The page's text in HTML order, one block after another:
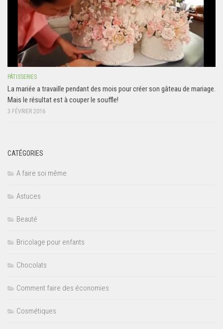
PÂTISSERIES
La mariée a travaille pendant des mois pour créer son gâteau de mariage.
Mais le résultat est à couper le souffle!
3 FÉVRIER 2016
CATÉGORIES
A faire soi même
Astuces
Beauté
Bricolage pour enfants
Chocolats
Comment faire des économies
Cosmétiques